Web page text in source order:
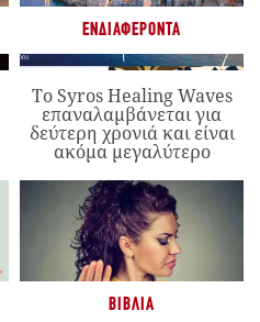
ΕΝΔΙΑΦΈΡΟΝΤΑ
Το Syros Healing Waves
επαναλαμβάνεται για
δεύτερη χρονιά και είναι
ακόμα μεγαλύτερο
ΒΙΒΛΊΑ